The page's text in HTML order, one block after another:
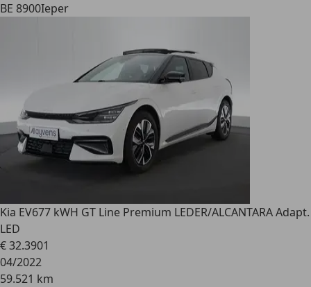
BE 8900Ieper
Kia EV677 kWH GT Line Premium LEDER/ALCANTARA Adapt.
LED
€ 32.3901
04/2022
59.521 km